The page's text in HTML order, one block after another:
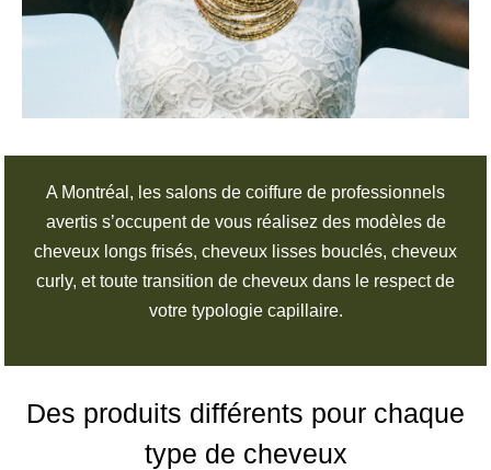
A Montréal, les salons de coiffure de professionnels
avertis s’occupent de vous réalisez des modèles de
cheveux longs frisés, cheveux lisses bouclés, cheveux
curly, et toute transition de cheveux dans le respect de
votre typologie capillaire.
Des produits différents pour chaque
type de cheveux